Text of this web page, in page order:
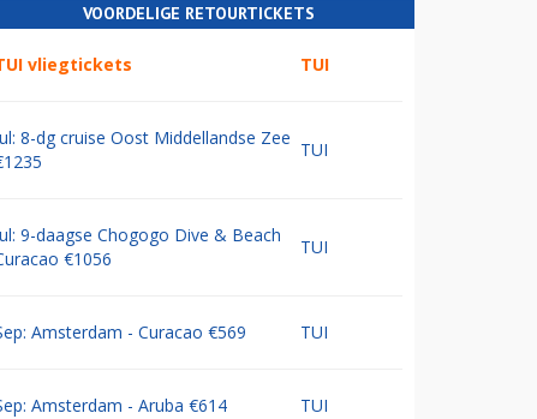
VOORDELIGE RETOURTICKETS
vliegtickets TUI
8-dg cruise Oost Middellandse Zee
TUI
9-daagse Chogogo Dive & Beach
€1056
TUI
Amsterdam - Curacao €569 TUI
Amsterdam - Aruba €614 TUI